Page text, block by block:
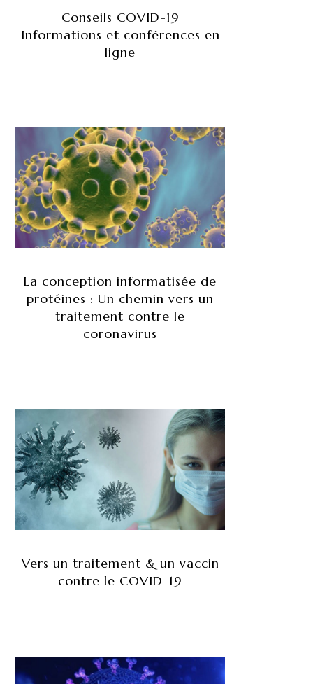
Conseils COVID-19
Informations et conférences en
ligne
La conception informatisée de
protéines : Un chemin vers un
traitement contre le
coronavirus
Vers un traitement & un vaccin
contre le COVID-19